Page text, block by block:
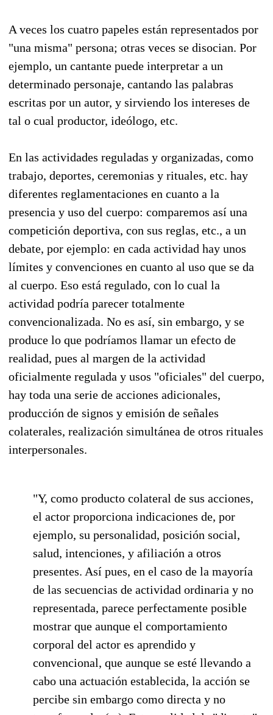
A veces los cuatro papeles están representados por
"una misma" persona; otras veces se disocian. Por
ejemplo, un cantante puede interpretar a un
determinado personaje, cantando las palabras
escritas por un autor, y sirviendo los intereses de
tal o cual productor, ideólogo, etc.
En las actividades reguladas y organizadas, como
trabajo, deportes, ceremonias y rituales, etc. hay
diferentes reglamentaciones en cuanto a la
presencia y uso del cuerpo: comparemos así una
competición deportiva, con sus reglas, etc., a un
debate, por ejemplo: en cada actividad hay unos
límites y convenciones en cuanto al uso que se da
al cuerpo. Eso está regulado, con lo cual la
actividad podría parecer totalmente
convencionalizada. No es así, sin embargo, y se
produce lo que podríamos llamar un efecto de
realidad, pues al margen de la actividad
oficialmente regulada y usos "oficiales" del cuerpo,
hay toda una serie de acciones adicionales,
producción de signos y emisión de señales
colaterales, realización simultánea de otros rituales
interpersonales.
"Y, como producto colateral de sus acciones,
el actor proporciona indicaciones de, por
ejemplo, su personalidad, posición social,
salud, intenciones, y afiliación a otros
presentes. Así pues, en el caso de la mayoría
de las secuencias de actividad ordinaria y no
representada, parece perfectamente posible
mostrar que aunque el comportamiento
corporal del actor es aprendido y
convencional, que aunque se esté llevando a
cabo una actuación establecida, la acción se
percibe sin embargo como directa y no